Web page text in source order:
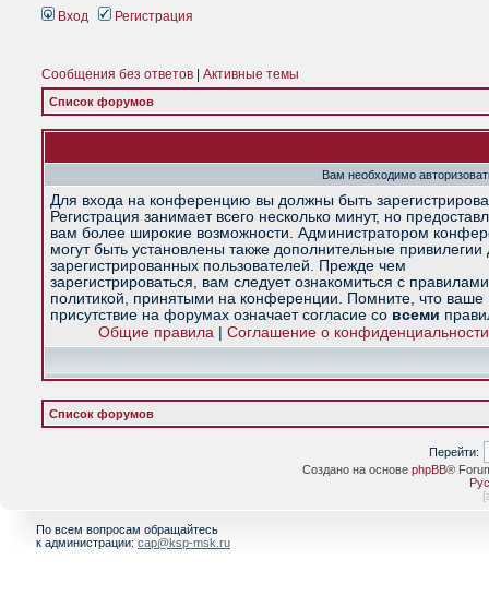
Вход Регистрация
Сообщения без ответов Активные темы
Список форумов
Вам необходимо
Для входа на конференцию вы должны быть
Регистрация занимает всего несколько минут, но
вам более широкие возможности. Администратором
могут быть установлены также дополнительные привилегии
зарегистрированных пользователей. Прежде чем
зарегистрироваться, вам следует ознакомиться с
политикой, принятыми на конференции. Помните, что ваше
присутствие на форумах означает согласие со всеми
Общие правила| Соглашение о конфиденциальности
Список форумов
Перейти:
Создано на основе phpBB®
[
По всем вопросам обращайтесь
к администрации: cap@ksp-msk.ru